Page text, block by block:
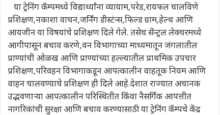
या ट्रेनिंग कॅम्पमध्ये विद्यार्थ्यांना व्यायाम,परेड,रायफल चालविणे
प्रशिक्षण,नकाशा वाचन,जर्निंग डीस्टंन्स,फिल्ड ग्राम,हेल्थ आणि
आयजीन या विषयांचे प्रशिक्षण दिले गेले. तसेच सेंन्ट्रल लेक्चरमध्ये
आगीपासून बचाव करणे,वन विभागाच्या माध्यमातून जंगलातील
प्राण्यांची ओळख आणि प्राण्यांच्या हल्ल्यातील प्राथमिक उपचार
प्रशिक्षण,परिवहन विभागाकडून आपत्कालीन वाहतूक नियम आणि
वाहन चालवण्याचे प्रशिक्षण ही दिले आहे.देशात राज्यात अचानक
उद्भवणाऱ्या आपत्कालीन परिस्थितीत किंवा नैसर्गिक आपत्तीत
नागरिकांची सुरक्षा आणि बचाव करण्यासाठी या ट्रेनिंग कॅम्पचे केंद्र